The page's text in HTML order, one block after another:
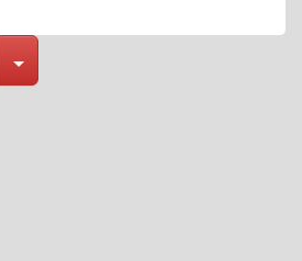
Toggle Dropdown